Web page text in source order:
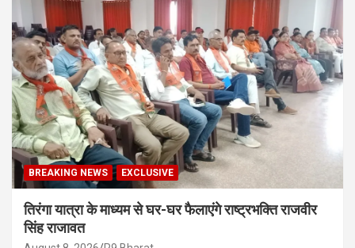
BREAKING NEWS EXCLUSIVE
तिरंगा यात्रा के माध्यम से घर-घर फैलाएंगे राष्ट्रभक्ति राजवीर
सिंह राजावत